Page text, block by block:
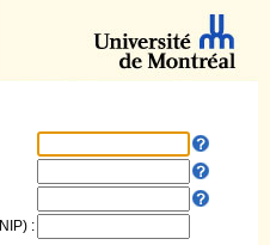
: